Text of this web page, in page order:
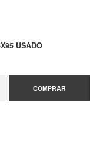
USADO
COMPRAR